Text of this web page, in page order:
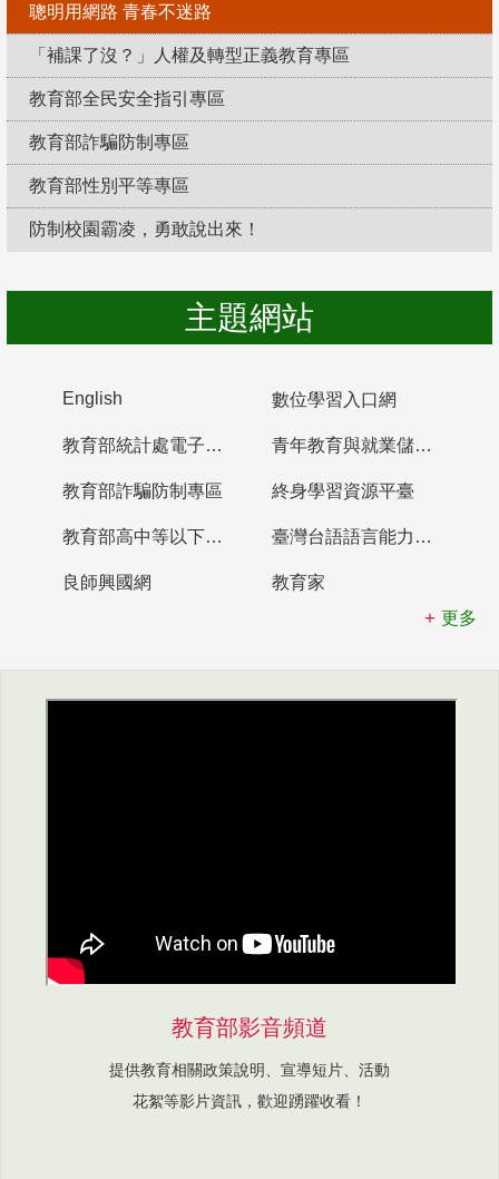
聰明用網路 青春不迷路
「補課了沒？」人權及轉型正義教育專區
教育部全民安全指引專區
教育部詐騙防制專區
教育部性別平等專區
防制校園霸凌，勇敢說出來！
主題網站
English 數位學習入口網
教育部統計處電子書櫃 青年教育與就業儲蓄帳戶
教育部詐騙防制專區 終身學習資源平臺
教育部高中等以下學校及幼兒園教師資格檢定考試 臺灣台語語言能力認證網站
良師興國網
教育家
更多
教育部影音頻道
提供教育相關政策說明、宣導短片、活動
花絮等影片資訊，歡迎踴躍收看！